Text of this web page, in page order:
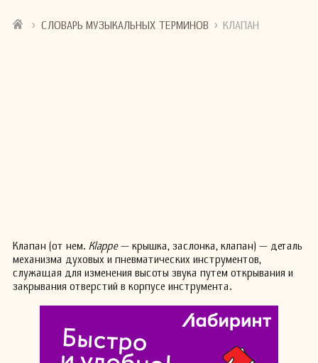
› СЛОВАРЬ МУЗЫКАЛЬНЫХ ТЕРМИНОВ › КЛАПАН
Клапан (от нем. Klaрре— крышка, заслонка, клапан) — деталь
механизма духовых и пневматических инструментов,
служащая для изменения высоты звука путем открывания и
закрывания отверстий в корпусе инструмента.